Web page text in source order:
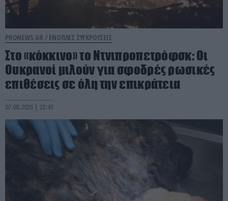
PRONEWS.GR / ΕΝΟΠΛΕΣ ΣΥΓΚΡΟΥΣΕΙΣ
Στο «κόκκινο» το Ντνιπροπετρόφσκ: Οι
Ουκρανοί μιλούν για σφοδρές ρωσικές
επιθέσεις σε όλη την επικράτεια
07.08.2026 | 22:41